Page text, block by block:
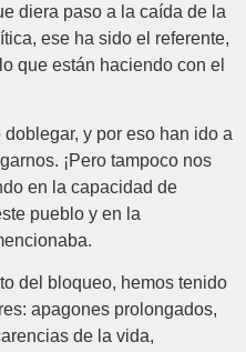
diera paso a la caída de la
ese ha sido el referente,
que están haciendo con el
y por eso han ido a
¡Pero tampoco nos
en la capacidad de
pueblo y en la
del bloqueo, hemos tenido
apagones prolongados,
de la vida,